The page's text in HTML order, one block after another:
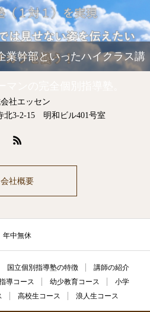
業幹部といったハイクラス講
社エッセン
北3-2-15 明和ビル401号室
会社概要
年中無休
国立個別指導塾の特徴
講師の紹介
導コース 幼少教育コース
小学
高校生コース 浪人生コース